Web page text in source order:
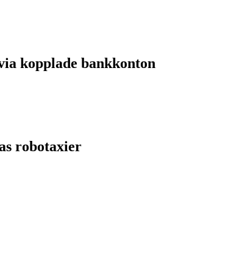
kopplade bankkonton
robotaxier